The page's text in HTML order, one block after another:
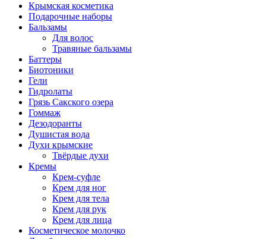
Крымская косметика
Подарочные наборы
Бальзамы
Для волос
Травяные бальзамы
Баттеры
Биотоники
Гели
Гидролаты
Грязь Сакского озера
Гоммаж
Дезодоранты
Душистая вода
Духи крымские
Твёрдые духи
Кремы
Крем-суфле
Крем для ног
Крем для тела
Крем для рук
Крем для лица
Косметическое молочко